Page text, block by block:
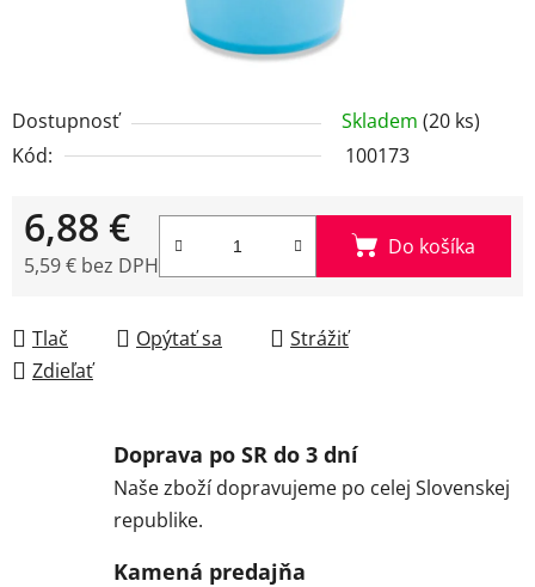
Dostupnosť Skladem (20 ks)
Kód:
100173
6,88 €
5,59 € bez DPH
Do košíka
Tlač Opýtať sa
Strážiť
Zdieľať
Doprava po SR do 3 dní
Naše zboží dopravujeme po celej Slovenskej
republike.
Kamená predajňa